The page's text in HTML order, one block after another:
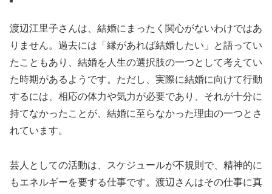
渡辺江里子さんは、結婚にまったく関心がないわけではあ
りません。過去には「縁があれば結婚したい」と語ってい
たこともあり、結婚を人生の選択肢の一つとして考えてい
た時期があるようです。ただし、実際に結婚に向けて行動
するには、相応の体力や気力が必要であり、それが十分に
持てなかったことが、結婚に至らなかった理由の一つとさ
れています。
芸人としての活動は、スケジュールが不規則で、精神的に
もエネルギーを要する仕事です。渡辺さんはその仕事に真